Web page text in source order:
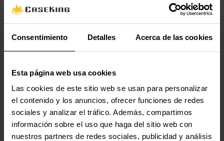
Consentimiento Detalles Acerca de las cookies
Esta página web usa cookies
Las cookies de este sitio web se usan para personalizar
el contenido y los anuncios, ofrecer funciones de redes
sociales y analizar el tráfico. Además, compartimos
información sobre el uso que haga del sitio web con
nuestros partners de redes sociales, publicidad y análisis
Contenido del embalaje
Cantidad por paquete 1 pieza(s)
Valoraciones